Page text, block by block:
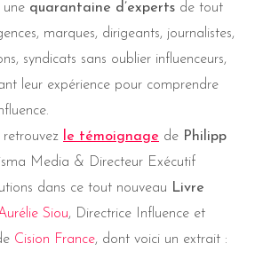
quarantaine d’experts de tout
marques, dirigeants, journalistes,
syndicats sans oublier influenceurs,
leur expérience pour comprendre
retrouvez
le témoignage de Philipp
Media & Directeur Exécutif
dans ce tout nouveau Livre
Siou, Directrice Influence et
Cision France, dont voici un extrait :